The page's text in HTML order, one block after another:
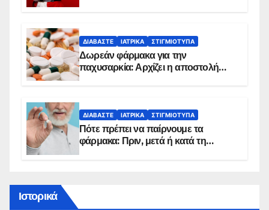
ΔΙΑΒΆΣΤΕ ΙΑΤΡΙΚΆ ΣΤΙΓΜΙΌΤΥΠΑ
Δωρεάν φάρμακα για την
παχυσαρκία: Αρχίζει η αποστολή
ΔΙΑΒΆΣΤΕ ΙΑΤΡΙΚΆ ΣΤΙΓΜΙΌΤΥΠΑ
Πότε πρέπει να παίρνουμε τα
φάρμακα: Πριν, μετά ή κατά τη
Ιστορικά